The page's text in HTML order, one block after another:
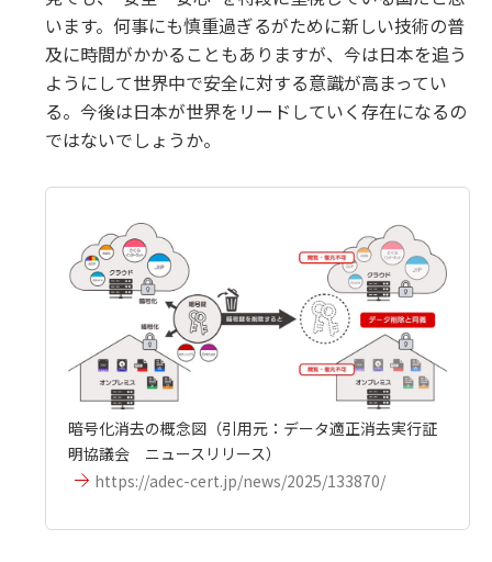
います。何事にも慎重過ぎるがために新しい技術の普
及に時間がかかることもありますが、今は日本を追う
ようにして世界中で安全に対する意識が高まってい
る。今後は日本が世界をリードしていく存在になるの
ではないでしょうか。
暗号化消去の概念図（引用元：データ適正消去実行証
明協議会 ニュースリリース）
https://adec-cert.jp/news/2025/133870/